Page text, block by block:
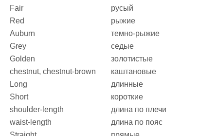
Fair
русый
Red
рыжие
Auburn
темно-рыжие
Grey
седые
Golden
золотистые
chestnut, chestnut-brown
каштановые
Long
длинные
Short
короткие
shoulder-length
длина по плечи
waist-length
длина по пояс